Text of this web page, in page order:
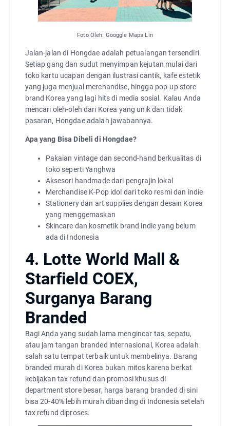
Foto Oleh: Googgle Maps Lin
Jalan-jalan di Hongdae adalah petualangan tersendiri.
Setiap gang dan sudut menyimpan kejutan mulai dari
toko kartu ucapan dengan ilustrasi cantik, kafe estetik
yang juga menjual merchandise, hingga pop-up store
brand Korea yang lagi hits di media sosial. Kalau Anda
mencari oleh-oleh dari Korea yang unik dan tidak
pasaran, Hongdae adalah jawabannya.
Apa yang Bisa Dibeli di Hongdae?
Pakaian vintage dan second-hand berkualitas di
toko seperti Yanghwa
Aksesori handmade dari pengrajin lokal
Merchandise K-Pop idol dari toko resmi dan indie
Stationery dan art supplies dengan desain Korea
yang menggemaskan
Skincare dan kosmetik brand indie yang belum
ada di Indonesia
4. Lotte World Mall &
Starfield COEX,
Surganya Barang
Branded
Bagi Anda yang sudah lama mengincar tas, sepatu,
atau jam tangan branded internasional, Korea adalah
salah satu tempat terbaik untuk membelinya. Barang
branded murah di Korea bukan mitos karena berkat
kebijakan tax refund dan promosi khusus di
department store besar, harga barang branded di sini
bisa 20-40% lebih murah dibanding di Indonesia setelah
tax refund diproses.